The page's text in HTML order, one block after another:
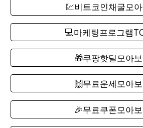
💹비트코인채굴모
💻마케팅프로그램
🎁쿠팡핫딜모아
🙌무료운세모아
🎉무료쿠폰모아